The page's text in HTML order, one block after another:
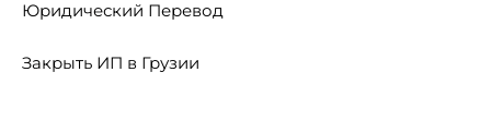
Юридический Перевод
Закрыть ИП в Грузии